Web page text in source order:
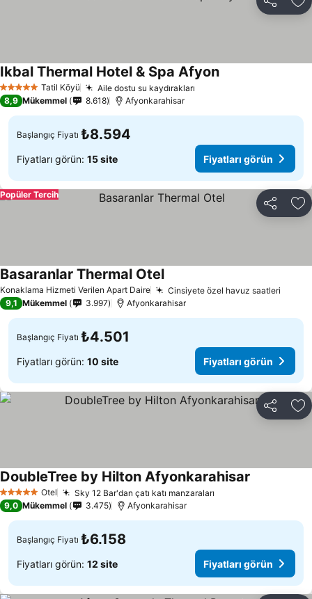
Paylaş
5 Yıldız Tatil Köyü Aile dostu su kaydırakları
Ikbal Thermal Hotel & Spa AfyonFiyatları görün
8,9 Mükemmel 8.618 Afyonkarahisar
Başlangıç Fiyatı ₺8.594
Fiyatları görün: 15 site Fiyatları görün
Paylaş
Popüler Tercih
Konaklama Hizmeti Verilen Apart Daire Cinsiyete özel havuz saatleri
Basaranlar Thermal OtelFiyatları görün
9,1 Mükemmel 3.997 Afyonkarahisar
Başlangıç Fiyatı ₺4.501
Fiyatları görün: 10 site Fiyatları görün
Paylaş
5 Yıldız Otel Sky 12 Bar'dan çatı katı manzaraları
DoubleTree by Hilton Afyonkarahisar
9,0 Mükemmel 3.475 Afyonkarahisar
Başlangıç Fiyatı ₺6.158
Fiyatları görün: 12 site Fiyatları görün